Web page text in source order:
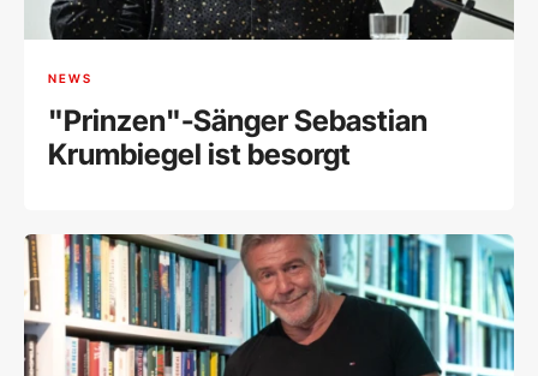
NEWS
"Prinzen"-Sänger Sebastian
Krumbiegel ist besorgt